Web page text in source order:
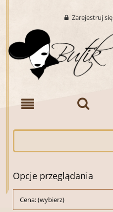
Zarejestruj się
Opcje przeglądania
Cena: (wybierz)